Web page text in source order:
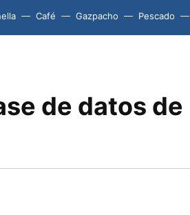
Café Gazpacho Pescado
de datos de